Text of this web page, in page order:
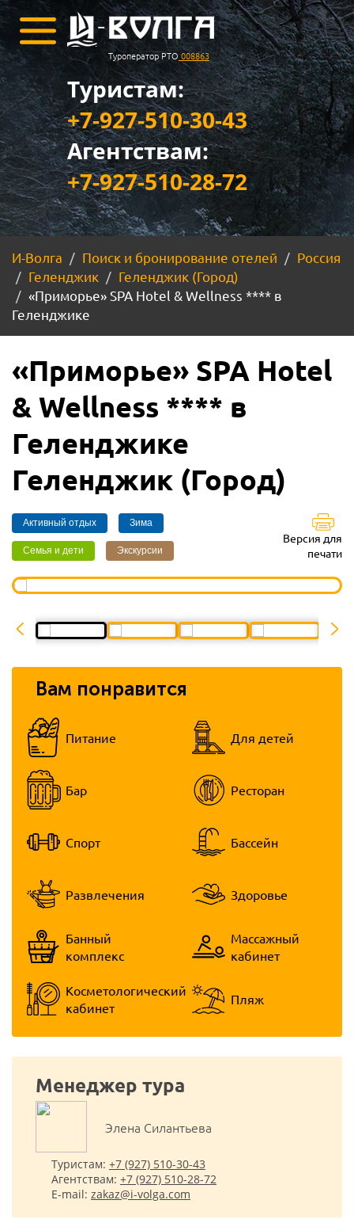
Туроператор РТО 008863
Туристам:
+7-927-510-30-43
Агентствам:
+7-927-510-28-72
И-Волга Поиск и бронирование отелей
Россия
Геленджик
Геленджик (Город)
«Приморье» SPA Hotel & Wellness **** в
Геленджике
«Приморье» SPA Hotel
& Wellness **** в
Геленджике
Геленджик (Город)
Активный отдых Зима
Семья и дети Экскурсии
Версия для
печати
Вам понравится
Питание Для детей
Бар Ресторан
Спорт Бассейн
Развлечения Здоровье
Банный
комплекс
Массажный
кабинет
Косметологический
кабинет
Пляж
Менеджер тура
Элена Cилантьева
Туристам: +7 (927) 510-30-43
Агентствам: +7 (927) 510-28-72
E-mail: zakaz@i-volga.com